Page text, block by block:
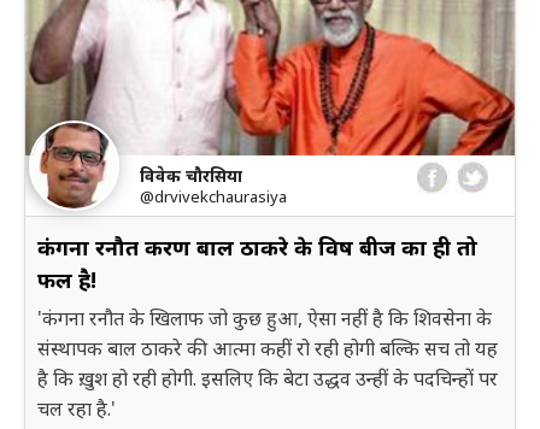
विवेक चौरसिया
@drvivekchaurasiya
कंगना रनौत प्रकरण बाल ठाकरे के विष बीज का ही तो
फल है!
'कंगना रनौत के खिलाफ जो कुछ हुआ, ऐसा नहीं है कि शिवसेना के
संस्थापक बाल ठाकरे की आत्मा कहीं रो रही होगी बल्कि सच तो यह
है कि ख़ुश हो रही होगी. इसलिए कि बेटा उद्धव उन्हीं के पदचिन्हों पर
चल रहा है.'